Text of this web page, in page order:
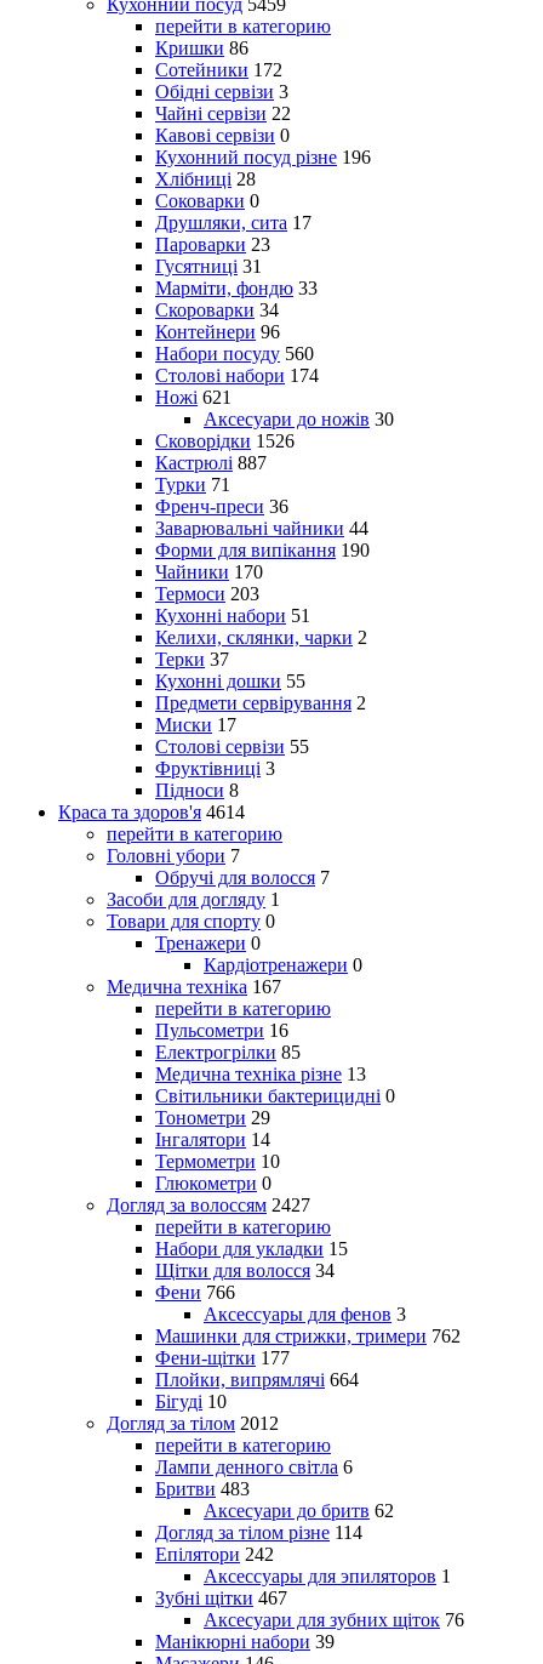
Кухонний посуд 5459
перейти в категорию
Кришки 86
Сотейники 172
Обідні сервізи 3
Чайні сервізи 22
Кавові сервізи 0
Кухонний посуд різне 196
Хлібниці 28
Соковарки 0
Друшляки, сита 17
Пароварки 23
Гусятниці 31
Марміти, фондю 33
Скороварки 34
Контейнери 96
Набори посуду 560
Столові набори 174
Ножі 621
Аксесуари до ножів 30
Сковорідки 1526
Кастрюлі 887
Турки 71
Френч-преси 36
Заварювальні чайники 44
Форми для випікання 190
Чайники 170
Термоси 203
Кухонні набори 51
Келихи, склянки, чарки 2
Терки 37
Кухонні дошки 55
Предмети сервірування 2
Миски 17
Столові сервізи 55
Фруктівниці 3
Підноси 8
Краса та здоров'я 4614
перейти в категорию
Головні убори 7
Обручі для волосся 7
Засоби для догляду 1
Товари для спорту 0
Тренажери 0
Кардіотренажери 0
Медична техніка 167
перейти в категорию
Пульсометри 16
Електрогрілки 85
Медична техніка різне 13
Світильники бактерицидні 0
Тонометри 29
Інгалятори 14
Термометри 10
Глюкометри 0
Догляд за волоссям 2427
перейти в категорию
Набори для укладки 15
Щітки для волосся 34
Фени 766
Аксессуары для фенов 3
Машинки для стрижки, тримери 762
Фени-щітки 177
Плойки, випрямлячі 664
Бігуді 10
Догляд за тілом 2012
перейти в категорию
Лампи денного світла 6
Бритви 483
Аксесуари до бритв 62
Догляд за тілом різне 114
Епілятори 242
Аксессуары для эпиляторов 1
Зубні щітки 467
Аксесуари для зубних щіток 76
Манікюрні набори 39